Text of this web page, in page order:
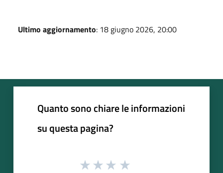
Ultimo aggiornamento: 18 giugno 2026, 20:00
Quanto sono chiare le informazioni
su questa pagina?